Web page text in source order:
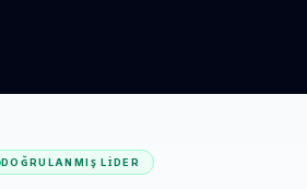
DOĞRULANMIŞ LIDER